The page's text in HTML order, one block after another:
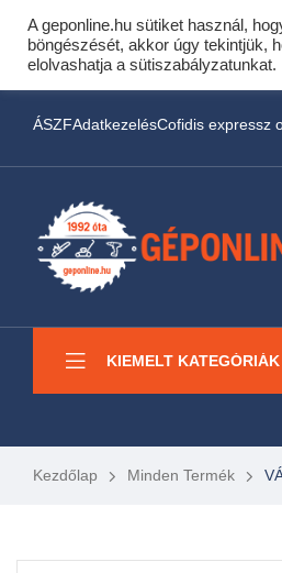
ÁSZFAdatkezelésCofidis expressz
KIEMELT KATEGÓRIÁK
Kezdőlap Minden Termék
A geponline.hu sütiket használ,
böngészését, akkor úgy tekintjük,
elolvashatja a sütiszabályzatunkat.